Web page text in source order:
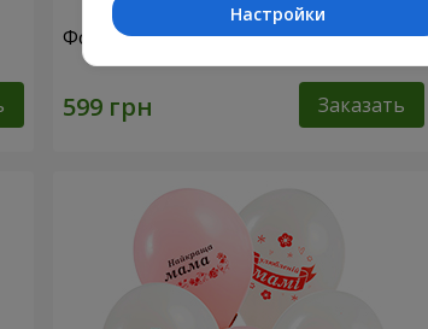
Фонтан шаров "Нежность"
Заказать
Настройки